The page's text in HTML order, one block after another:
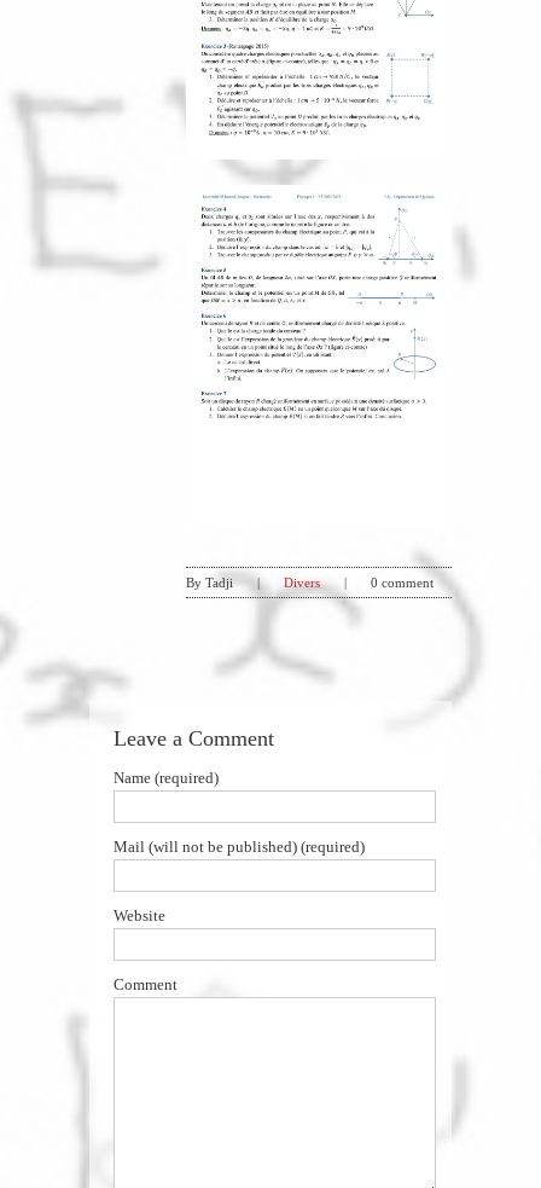
By Tadji | Divers | 0 comment
Leave a Comment
Name (required)
Mail (will not be published) (required)
Website
Comment